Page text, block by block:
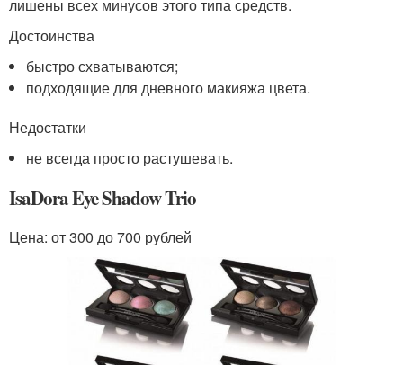
лишены всех минусов этого типа средств.
Достоинства
быстро схватываются;
подходящие для дневного макияжа цвета.
Недостатки
не всегда просто растушевать.
IsaDora Eye Shadow Trio
Цена: от 300 до 700 рублей